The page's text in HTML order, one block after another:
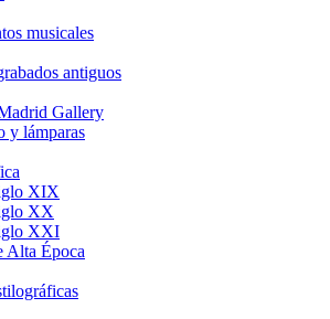
musicales
antiguos
Gallery
y lámparas
XIX
XX
XXI
Alta Época